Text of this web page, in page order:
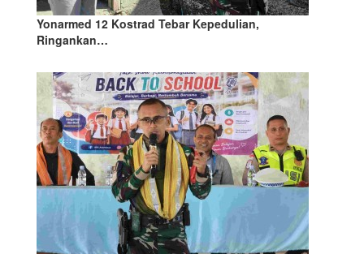
Yonarmed 12 Kostrad Tebar Kepedulian,
Ringankan…